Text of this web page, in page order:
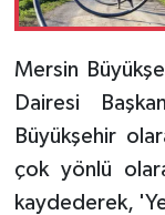
Mersin
Dairesi
Büyükşehir
çok yönlü
kaydederek,